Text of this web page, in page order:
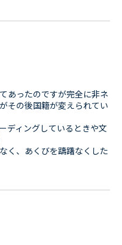
あったのですが完全に非ネ
その後国籍が変えられてい
ディングしているときや文
く、あくびを躊躇なくした